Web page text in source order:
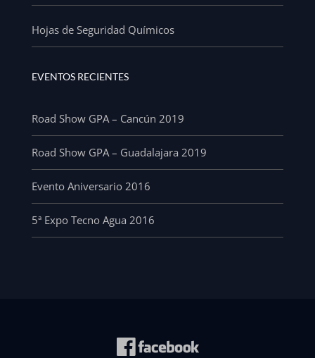
Hojas de Seguridad Químicos
EVENTOS RECIENTES
Road Show GPA – Cancún 2019
Road Show GPA – Guadalajara 2019
Evento Aniversario 2016
5ª Expo Tecno Agua 2016